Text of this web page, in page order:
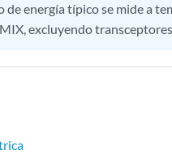
de energía típico se mide a
excluyendo